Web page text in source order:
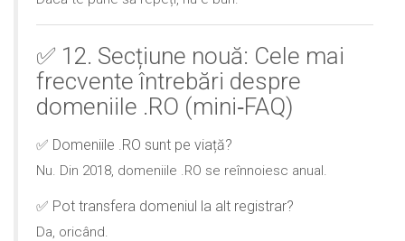
✅ 12. Secțiune nouă: Cele mai
frecvente întrebări despre
domeniile .RO (mini‑FAQ)
✅ Domeniile .RO sunt pe viață?
Nu. Din 2018, domeniile .RO se reînnoiesc anual.
✅ Pot transfera domeniul la alt registrar?
Da, oricând.